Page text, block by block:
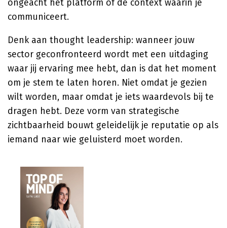
ongeacht het platform of de context waarin je
communiceert.
Denk aan thought leadership: wanneer jouw
sector geconfronteerd wordt met een uitdaging
waar jij ervaring mee hebt, dan is dat het moment
om je stem te laten horen. Niet omdat je gezien
wilt worden, maar omdat je iets waardevols bij te
dragen hebt. Deze vorm van strategische
zichtbaarheid bouwt geleidelijk je reputatie op als
iemand naar wie geluisterd moet worden.